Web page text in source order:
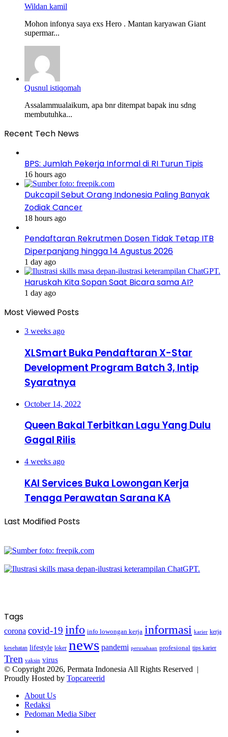
Wildan kamil
Mohon infonya saya exs Hero . Mantan karyawan Giant
supermar...
Qusnul istiqomah
Assalammualaikum, apa bnr ditempat bapak inu sdng
membutuhka...
Recent Tech News
BPS: Jumlah Pekerja Informal di RI Turun Tipis
16 hours ago
Dukcapil Sebut Orang Indonesia Paling Banyak
Zodiak Cancer
18 hours ago
Pendaftaran Rekrutmen Dosen Tidak Tetap ITB
Diperpanjang hingga 14 Agustus 2026
1 day ago
Haruskah Kita Sopan Saat Bicara sama AI?
1 day ago
Most Viewed Posts
3 weeks ago
XLSmart Buka Pendaftaran X-Star
Development Program Batch 3, Intip
Syaratnya
October 14, 2022
Queen Bakal Terbitkan Lagu Yang Dulu
Gagal Rilis
4 weeks ago
KAI Services Buka Lowongan Kerja
Tenaga Perawatan Sarana KA
Last Modified Posts
Tags
corona covid-19 info info lowongan kerja informasi karier kerja
kesehatan lifestyle loker news pandemi perusahaan profesional tips karier
Tren vaksin virus
© Copyright 2026, Permata Indonesia All Rights Reserved |
Proudly Hosted by Topcareerid
About Us
Redaksi
Pedoman Media Siber